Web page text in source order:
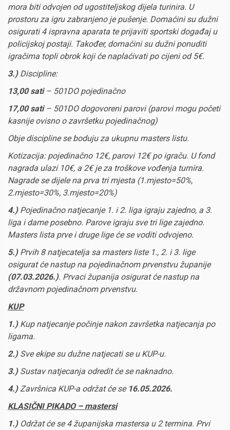
mora biti odvojen od ugostiteljskog dijela turinira. U
prostoru za igru zabranjeno je pušenje. Domaćini su dužni
osigurati 4 ispravna aparata te prijavitisportskidogađaj u
policijskoj postaji. Također, domaćini su dužni ponuditi
igračima topli obrok koji će naplaćivati po cijeni od 5€.
3.)Discipline:
13,00 sati – 501DO pojedinačno
17,00 sati– 501DO dogovoreni parovi (parovi mogu početi
kasnije ovisno o završetku pojedinačnog)
Obje discipline se boduju za ukupnu masters listu.
Kotizacija: pojedinačno 12€, parovi 12€ po igraču. U fond
nagrada ulazi 10€, a 2€ je za troškove vođenja turnira.
Nagrade se dijele na prva tri mjesta (1.mjesto=50%,
2.mjesto=30%, 3.mjesto=20%)
4.)Pojedinačno natjecanje 1. i 2. liga igraju zajedno, a 3.
liga i dame posebno. Parove igraju sve tri lige zajedno.
Masters lista prve i druge lige će se voditi odvojeno.
5.)Prvih 8 natjecatelja sa masters liste 1., 2. i 3. lige
osigurat će nastup na pojedinačnom prvenstvu županije
(07.03.2026.). Prvaci županija osigurat će nastup na
državnom pojedinačnom prvenstvu.
KUP
1.)Kup natjecanje počinje nakon završetka natjecanja po
ligama.
2.)Sve ekipe su dužne natjecati se u KUP-u.
3.)Sustav natjecanja odredit će se naknadno.
4.)Završnica KUP-a održat će se 16.05.2026.
KLASIČNI PIKADO – mastersi
1.) Održat će se 4 županijska mastersa u 2 termina. Prvi